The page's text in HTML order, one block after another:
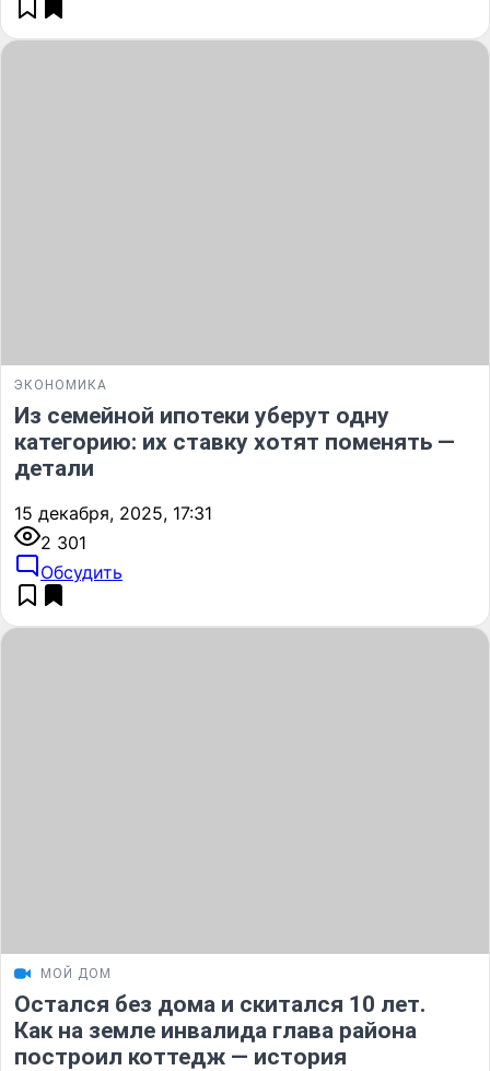
ЭКОНОМИКА
Из семейной ипотеки уберут одну
категорию: их ставку хотят поменять —
детали
15 декабря, 2025, 17:31
2 301
Обсудить
МОЙ ДОМ
Остался без дома и скитался 10 лет.
Как на земле инвалида глава района
построил коттедж — история